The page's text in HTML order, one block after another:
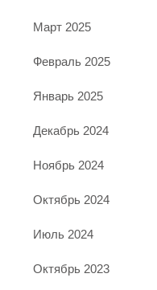
Март 2025
Февраль 2025
Январь 2025
Декабрь 2024
Ноябрь 2024
Октябрь 2024
Июль 2024
Октябрь 2023